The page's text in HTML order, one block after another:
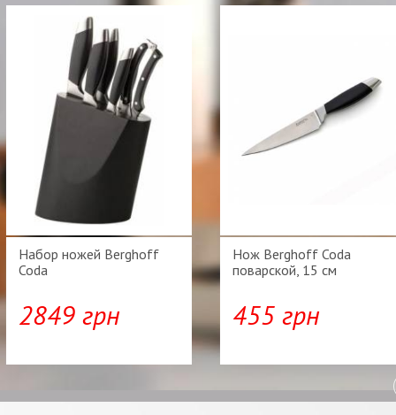
Набор ножей Berghoff
Coda
2849 грн
Нож Berghoff Coda
поварской, 15 см
455 грн